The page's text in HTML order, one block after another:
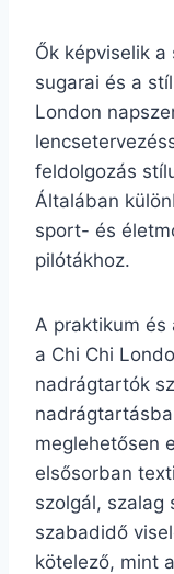
Ők képviselik
sugarai és a
London
feldolgozás
Általában
sport- és
pilótákhoz.
A praktikum és
a Chi Chi
nadrágtartók
meglehetősen
elsősorban
szolgál, szalag
szabadidő
kötelező, mint